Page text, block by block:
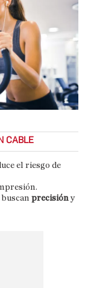
CABLE
el riesgo de
precisión y